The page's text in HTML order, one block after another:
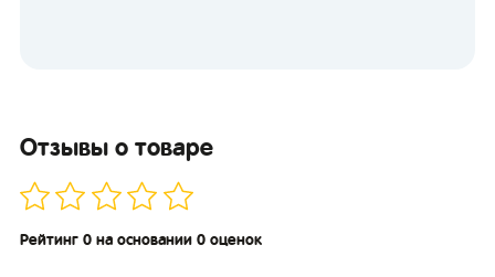
Отзывы о товаре
Рейтинг 0 на основании 0 оценок